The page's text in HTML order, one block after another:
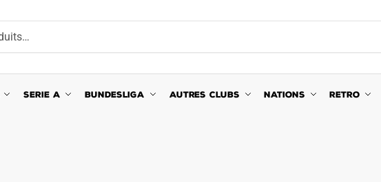
SERIE A BUNDESLIGA AUTRES CLUBS NATIONS RETRO